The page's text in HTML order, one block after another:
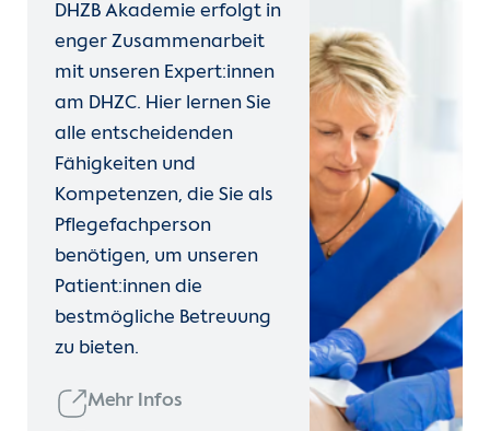
DHZB Akademie erfolgt in
enger Zusammenarbeit
mit unseren Expert:innen
am DHZC. Hier lernen Sie
alle entscheidenden
Fähigkeiten und
Kompetenzen, die Sie als
Pflegefachperson
benötigen, um unseren
Patient:innen die
bestmögliche Betreuung
zu bieten.
Mehr Infos